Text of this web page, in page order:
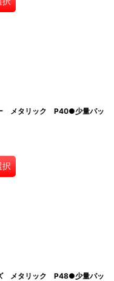
メタリック P40●少量パッ
択
メタリック P48●少量パッ